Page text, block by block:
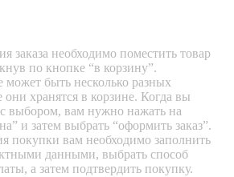
заказа необходимо поместить товар
по кнопке “в корзину”.
может быть несколько разных
они хранятся в корзине. Когда вы
выбором, вам нужно нажать на
и затем выбрать “оформить заказ”.
покупки вам необходимо заполнить
данными, выбрать способ
а затем подтвердить покупку.